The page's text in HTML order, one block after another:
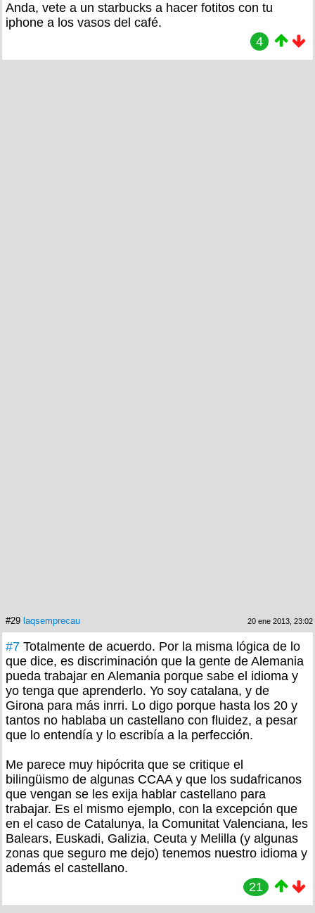
Anda, vete a un starbucks a hacer fotitos con tu
iphone a los vasos del café.
4
#29 laqsemprecau 20 ene 2013, 23:02
#7 Totalmente de acuerdo. Por la misma lógica de lo
que dice, es discriminación que la gente de Alemania
pueda trabajar en Alemania porque sabe el idioma y
yo tenga que aprenderlo. Yo soy catalana, y de
Girona para más inrri. Lo digo porque hasta los 20 y
tantos no hablaba un castellano con fluidez, a pesar
que lo entendía y lo escribía a la perfección.
Me parece muy hipócrita que se critique el
bilingüismo de algunas CCAA y que los sudafricanos
que vengan se les exija hablar castellano para
trabajar. Es el mismo ejemplo, con la excepción que
en el caso de Catalunya, la Comunitat Valenciana, les
Balears, Euskadi, Galizia, Ceuta y Melilla (y algunas
zonas que seguro me dejo) tenemos nuestro idioma y
además el castellano.
21